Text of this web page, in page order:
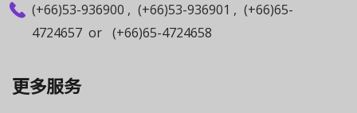
(+66)53-936900 , (+66)53-936901 , (+66)65-
4724657 or (+66)65-4724658
更多服务